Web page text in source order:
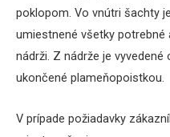
poklopom. Vo vnútri šachty
umiestnené všetky potrebné
nádrži. Z nádrže je
ukončené plameňopoistkou.
V prípade požiadavky